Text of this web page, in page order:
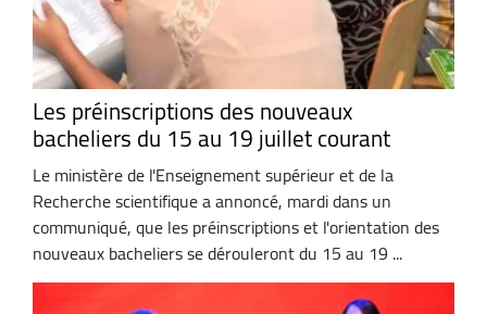
Les préinscriptions des nouveaux
bacheliers du 15 au 19 juillet courant
Le ministère de l'Enseignement supérieur et de la
Recherche scientifique a annoncé, mardi dans un
communiqué, que les préinscriptions et l'orientation des
nouveaux bacheliers se dérouleront du 15 au 19 ...